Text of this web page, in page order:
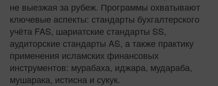
не выезжая за рубеж. Программы охватывают
ключевые аспекты: стандарты бухгалтерского
учёта FAS, шариатские стандарты SS,
аудиторские стандарты AS, а также практику
применения исламских финансовых
инструментов: мурабаха, иджара, мудараба,
мушарака, истисна и сукук.